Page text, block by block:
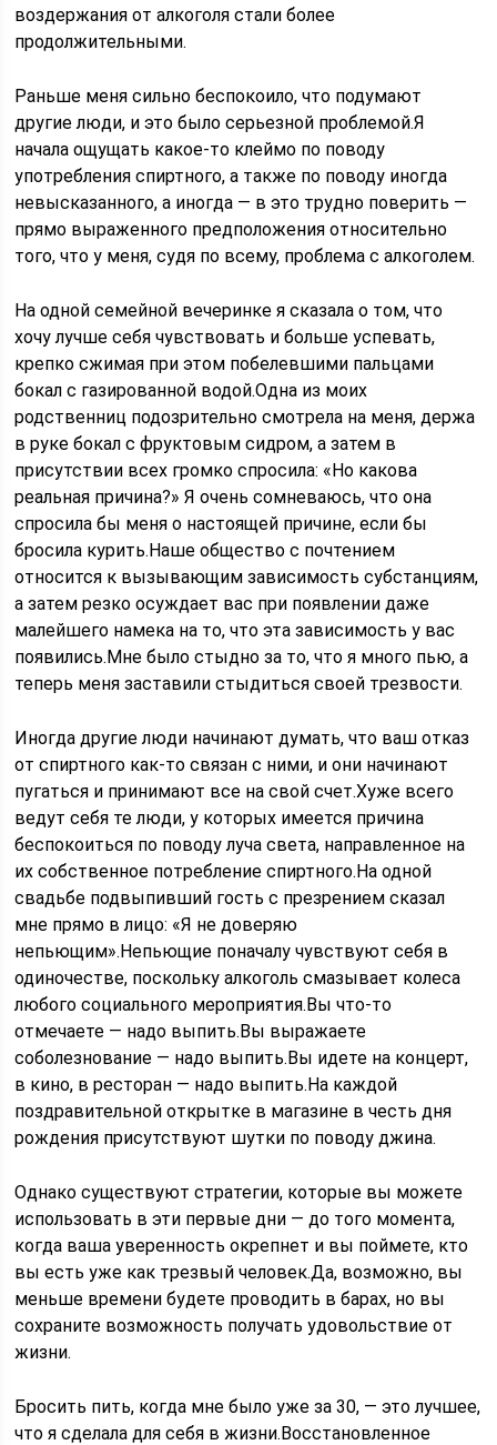
воздержания от алкоголя стали более
продолжительными.
Раньше меня сильно беспокоило, что подумают
другие люди, и это было серьезной проблемой.Я
начала ощущать какое-то клеймо по поводу
употребления спиртного, а также по поводу иногда
невысказанного, а иногда — в это трудно поверить —
прямо выраженного предположения относительно
того, что у меня, судя по всему, проблема с алкоголем.
На одной семейной вечеринке я сказала о том, что
хочу лучше себя чувствовать и больше успевать,
крепко сжимая при этом побелевшими пальцами
бокал с газированной водой.Одна из моих
родственниц подозрительно смотрела на меня, держа
в руке бокал с фруктовым сидром, а затем в
присутствии всех громко спросила: «Но какова
реальная причина?» Я очень сомневаюсь, что она
спросила бы меня о настоящей причине, если бы
бросила курить.Наше общество с почтением
относится к вызывающим зависимость субстанциям,
а затем резко осуждает вас при появлении даже
малейшего намека на то, что эта зависимость у вас
появились.Мне было стыдно за то, что я много пью, а
теперь меня заставили стыдиться своей трезвости.
Иногда другие люди начинают думать, что ваш отказ
от спиртного как-то связан с ними, и они начинают
пугаться и принимают все на свой счет.Хуже всего
ведут себя те люди, у которых имеется причина
беспокоиться по поводу луча света, направленное на
их собственное потребление спиртного.На одной
свадьбе подвыпивший гость с презрением сказал
мне прямо в лицо: «Я не доверяю
непьющим».Непьющие поначалу чувствуют себя в
одиночестве, поскольку алкоголь смазывает колеса
любого социального мероприятия.Вы что-то
отмечаете — надо выпить.Вы выражаете
соболезнование — надо выпить.Вы идете на концерт,
в кино, в ресторан — надо выпить.На каждой
поздравительной открытке в магазине в честь дня
рождения присутствуют шутки по поводу джина.
Однако существуют стратегии, которые вы можете
использовать в эти первые дни — до того момента,
когда ваша уверенность окрепнет и вы поймете, кто
вы есть уже как трезвый человек.Да, возможно, вы
меньше времени будете проводить в барах, но вы
сохраните возможность получать удовольствие от
жизни.
Бросить пить, когда мне было уже за 30, — это лучшее,
что я сделала для себя в жизни.Восстановленное